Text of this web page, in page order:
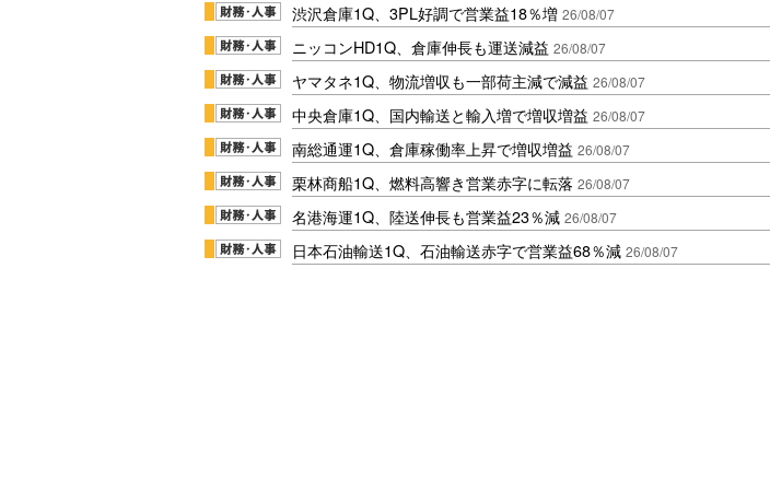
渋沢倉庫1Q、3PL好調で営業益18％増 26/08/07
ニッコンHD1Q、倉庫伸長も運送減益 26/08/07
ヤマタネ1Q、物流増収も一部荷主減で減益 26/08/07
中央倉庫1Q、国内輸送と輸入増で増収増益 26/08/07
南総通運1Q、倉庫稼働率上昇で増収増益 26/08/07
栗林商船1Q、燃料高響き営業赤字に転落 26/08/07
名港海運1Q、陸送伸長も営業益23％減 26/08/07
日本石油輸送1Q、石油輸送赤字で営業益68％減 26/08/07